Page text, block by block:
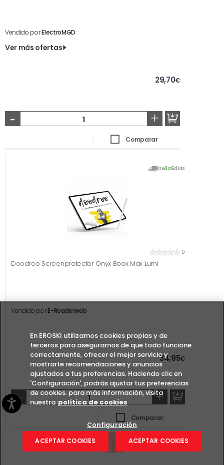
Vendido porElectroMGD
Ver más ofertas
29,70€
- +
Comparar
De3a6días
0
Doodroo Screenprotector Onyx Boox Max Lumi
Vendido porE-Readerweb
34,95€
- +
Comparar
En EROSKI utilizamos cookies propias y de
terceros para asegurarnos de que todo funcione
correctamente, ofrecer el mejor servicio y
mostrarte recomendaciones y anuncios
ajustados a tus preferencias. Haciendo clic en
'Configuración', podrás ajustar tus preferencias
de cookies. para más información, visita
nuestra política de cookies
Configuración
ACEPTAR COOKIES
ACEPTAR COOKIES